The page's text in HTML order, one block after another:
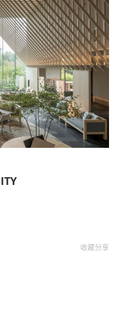
收藏分享